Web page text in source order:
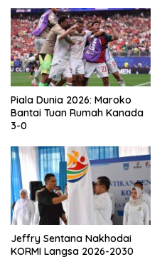
Piala Dunia 2026: Maroko
Bantai Tuan Rumah Kanada
3-0
Jeffry Sentana Nakhodai
KORMI Langsa 2026-2030